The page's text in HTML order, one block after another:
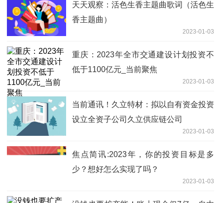
天天观察：活色生香主题曲歌词（活色生
香主题曲）
2023-01-03
重庆：2023年全市交通建设计划投资不
低于1100亿元_当前聚焦
2023-01-03
当前通讯！久立特材：拟以自有资金投资
设立全资子公司久立供应链公司
2023-01-03
焦点简讯:2023年，你的投资目标是多
少？想好怎么实现了吗？
2023-01-03